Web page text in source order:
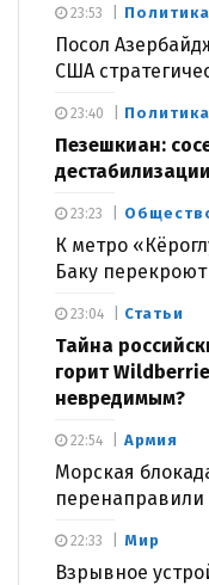
Политика
Посол
США
23:53
Политика
Пезешкиан:
23:40
К метро
Баку
23:23
Статьи
Тайна
горит
невредимым?
23:04
Армия
Морская
перенаправили
22:54
Мир
Взрывное
22:33